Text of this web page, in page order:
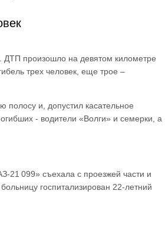
ДТП произошло на девятом километре
трех человек, еще трое –
полосу и, допустил касательное
- водители «Волги» и семерки, а
21 099» съехала с проезжей части и
госпитализирован 22-летний